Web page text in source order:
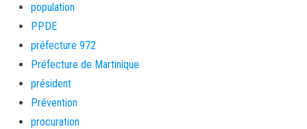
population
PPDE
préfecture 972
Préfecture de Martinique
président
Prévention
procuration